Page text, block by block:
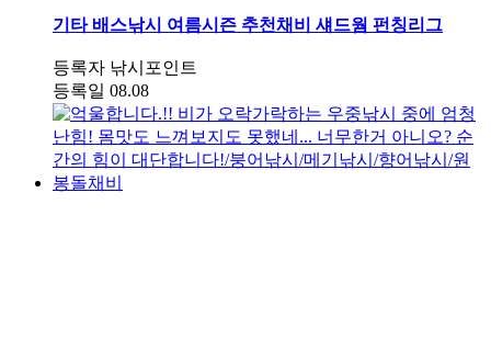
기타 배스낚시 여름시즌 추천채비 섀드웜 펀칭리그
등록자 낚시포인트
등록일 08.08